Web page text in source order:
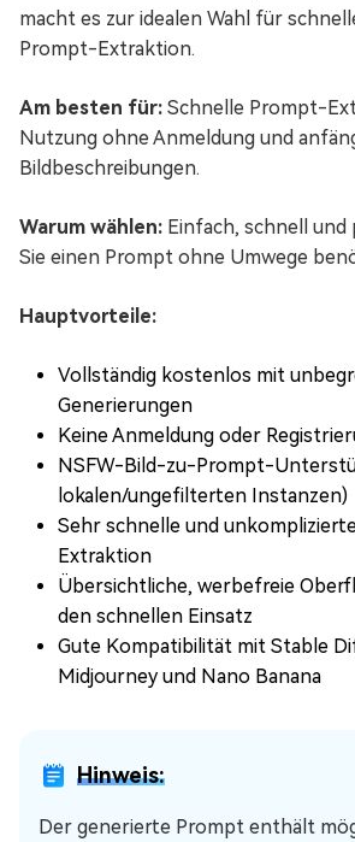
macht es zur idealen Wahl für
Prompt-Extraktion.
Am besten für: Schnelle Prompt-
Nutzung ohne Anmeldung und
Bildbeschreibungen.
Warum wählen: Einfach, schnell
Sie einen Prompt ohne Umwege
Hauptvorteile:
Vollständig kostenlos mit
Generierungen
Keine Anmeldung oder
NSFW-Bild-zu-Prompt-
lokalen/ungefilterten Instanzen)
Sehr schnelle und
Extraktion
Übersichtliche, werbefreie
den schnellen Einsatz
Gute Kompatibilität mit Stable
Midjourney und Nano Banana
Hinweis:
Der generierte Prompt enthält